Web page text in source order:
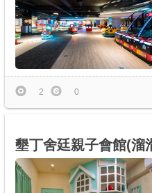
2 0
墾丁舍廷親子會館(溜